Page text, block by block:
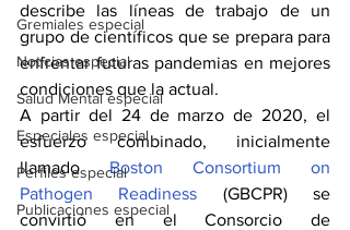
Gremiales especial
Noticias especial
Salud Mental especial
Especiales especial
Perfiles especial
Publicaciones especial
describe las líneas de trabajo de un
grupo de científicos que se prepara para
enfrentar futuras pandemias en mejores
condiciones que la actual.
A partir del 24 de marzo de 2020, el
esfuerzo combinado, inicialmente
llamado Boston Consortium on
Pathogen Readiness (GBCPR) se
convirtió en el Consorcio de